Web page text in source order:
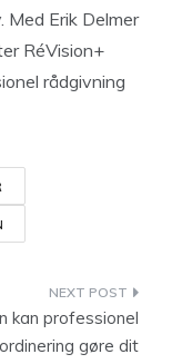
Med Erik Delmer
RéVision+
rådgivning
kan professionel
gøre dit